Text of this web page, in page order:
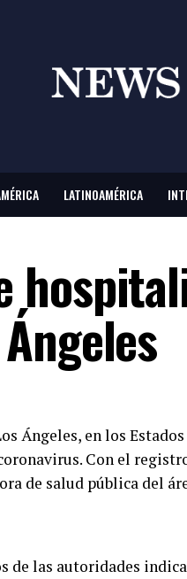
LATINOAMÉRICA
Ángeles, en los
Con el
de salud pública del
las autoridades